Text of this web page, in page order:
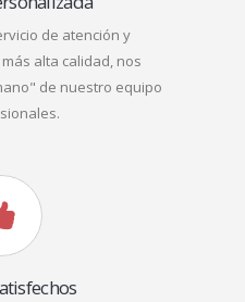
de atención y
alta calidad, nos
de nuestro equipo